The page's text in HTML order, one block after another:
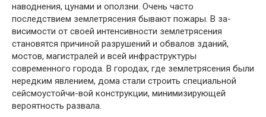
наводнения, цунами и опол­зни. Очень часто
последствием землетрясения бывают пожары. В за­
висимости от своей интенсивности землетрясения
становятся причи­ной разрушений и обвалов зданий,
мостов, магистралей и всей инфра­структуры
современного города. В городах, где землетрясения были
нередким явлением, дома стали строить специальной
сейсмоустойчи-вой конструкции, минимизирующей
вероятность развала.